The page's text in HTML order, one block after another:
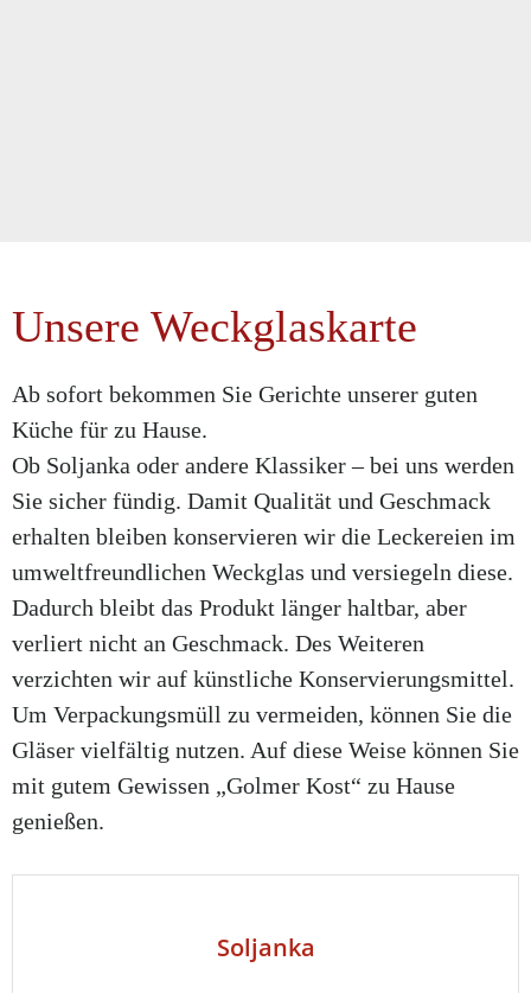
Unsere Weckglaskarte
Ab sofort bekommen Sie Gerichte unserer guten
Küche für zu Hause.
Ob Soljanka oder andere Klassiker – bei uns werden
Sie sicher fündig. Damit Qualität und Geschmack
erhalten bleiben konservieren wir die Leckereien im
umweltfreundlichen Weckglas und versiegeln diese.
Dadurch bleibt das Produkt länger haltbar, aber
verliert nicht an Geschmack. Des Weiteren
verzichten wir auf künstliche Konservierungsmittel.
Um Verpackungsmüll zu vermeiden, können Sie die
Gläser vielfältig nutzen. Auf diese Weise können Sie
mit gutem Gewissen „Golmer Kost“ zu Hause
genießen.
Soljanka